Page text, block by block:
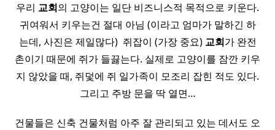
우리 교회의 고양이는 일단 비즈니스적 목적으로 키운다.
귀여워서 키우는건 절대 아님 (이라고 엄마가 말하긴 하
는데, 사진은 제일많다) ​ 쥐잡이 (가장 중요) 교회가 완전
촌이기 때문에 쥐가 들끓는다. 실제로 고양이를 잠깐 키우
지 않았을 때, 쥐덫에 쥐 일가족이 모조리 잡힌 적도 있다.
그리고 주방 문을 딱 열면…
건물들은 신축 건물처럼 아주 잘 관리되고 있는 데서도 오